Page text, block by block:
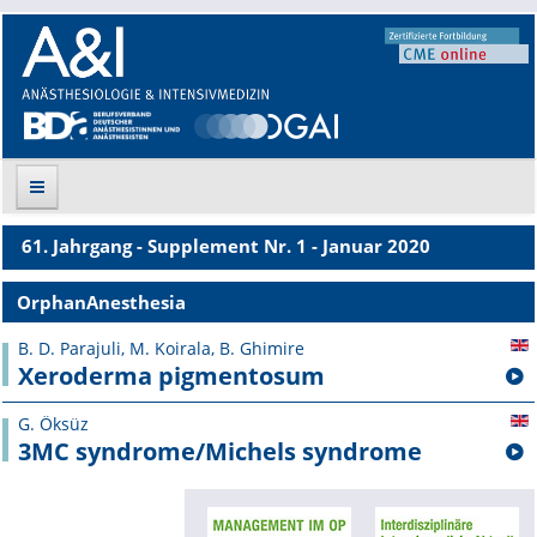
Suche
Aktuelle Ausgabe
Leitlinien
Archiv
Supplements OrphanAnesthesia
61. Jahrgang - Supplement Nr. 1 - Januar 2020
OrphanAnesthesia
B. D. Parajuli, M. Koirala, B. Ghimire
Xeroderma pigmentosum
G. Öksüz
3MC syndrome/Michels syndrome